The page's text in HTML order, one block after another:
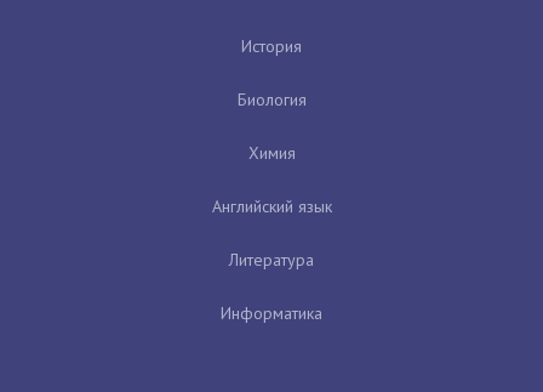
История
Биология
Химия
Английский язык
Литература
Информатика